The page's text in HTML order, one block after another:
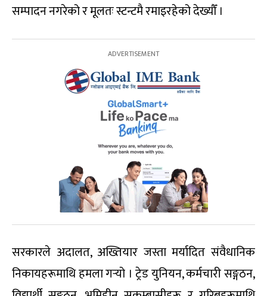
सम्पादन नगरेको र मूलतः स्टन्टमै रमाइरहेको देख्यौँ ।
सरकारले अदालत, अख्तियार जस्ता मर्यादित संवैधानिक
निकायहरूमाथि हमला गर्‍यो । ट्रेड युनियन, कर्मचारी सङ्गठन,